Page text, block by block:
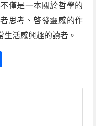
僅是一本關於哲學的
思考、啓發靈感的作
生活感興趣的讀者。